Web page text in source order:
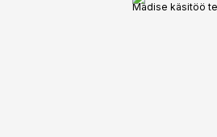
Madise käsitöö